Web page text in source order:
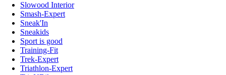
Slowood Interior
Smash-Expert
Sneak'In
Sneakids
Sport is good
Training-Fit
Trek-Expert
Triathlon-Expert